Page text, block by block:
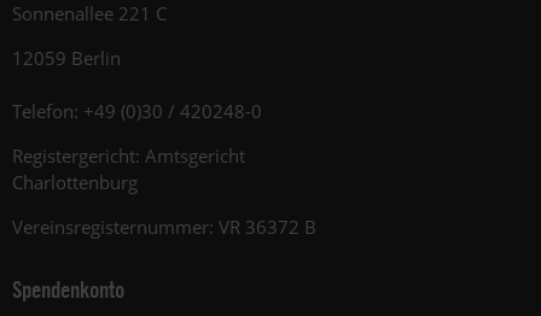
Sonnenallee 221 C
12059 Berlin
Telefon: +49 (0)30 / 420248-0
Registergericht: Amtsgericht
Charlottenburg
Vereinsregisternummer: VR 36372 B
Spendenkonto